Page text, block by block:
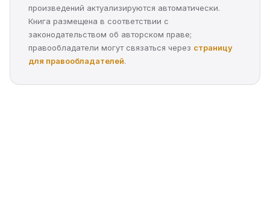
произведений актуализируются автоматически.
Книга размещена в соответствии с
законодательством об авторском праве;
правообладатели могут связаться через страницу
для правообладателей.